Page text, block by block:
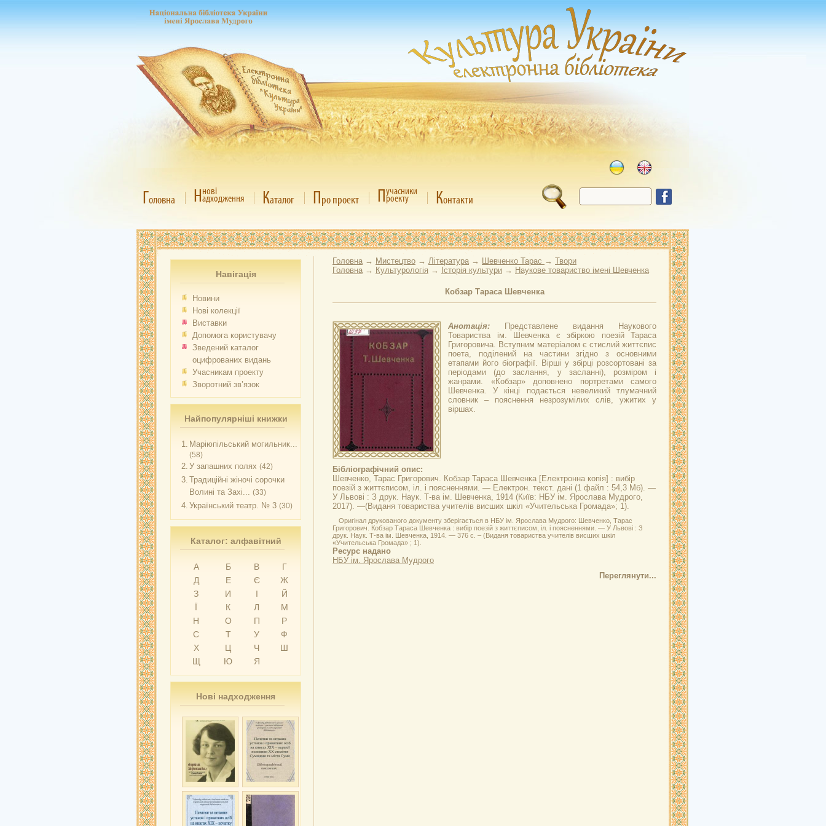
Головна Ннові
адходження Каталог Про проект Пучасники
роекту Контакти
Навігація
Новини
Нові колекції
Виставки
Допомога користувачу
Зведений каталог
оцифрованих видань
Учасникам проекту
Зворотний зв’язок
Найпопулярніші книжки
1. Маріюпільський могильник...
(58)
2. У запашних полях (42)
3. Традиційні жіночі сорочки
Волині та Захі... (33)
4. Український театр. № 3 (30)
Каталог: алфавітний
А Б В
Г
Д
Е Є
Ж
З
И І
Й
Ї
К Л
М
Н
О П
Р
С
Т У
Ф
Х
Ц Ч
Ш
Щ
Ю Я
Нові надходження
Головна → Мистецтво → Література → Шевченко Тарас → Твори
Головна → Культурологія → Історія культури → Наукове товариство імені Шевченка
Кобзар Тараса Шевченка
Анотація:
Представлене видання Наукового
Товариства ім. Шевченка є збіркою поезій Тараса
Григоровича. Вступним матеріалом є стислий життєпис
поета, поділений на частини згідно з основними
етапами його біографії. Вірші у збірці розсортовані за
періодами (до заслання, у засланні), розміром і
жанрами. «Кобзар» доповнено портретами самого
Шевченка. У кінці подається невеликий тлумачний
словник – пояснення незрозумілих слів, ужитих у
віршах.
Бібліографічний опис:
Шевченко, Тарас Григорович. Кобзар Тараса Шевченка [Електронна копія] : вибір
поезій з життєписом, іл. і поясненнями. — Електрон. текст. дані (1 файл : 54,3 Мб). —
У Львові : З друк. Наук. Т-ва ім. Шевченка, 1914 (Київ: НБУ ім. Ярослава Мудрого,
2017). —(Виданя товариства учителів висших шкіл «Учительська Громада»; 1).
Оригінал друкованого документу зберігається в НБУ ім. Ярослава Мудрого: Шевченко, Тарас
Григорович. Кобзар Тараса Шевченка : вибір поезій з життєписом, іл. і поясненнями. — У Львові : З
друк. Наук. Т-ва ім. Шевченка, 1914. — 376 с. – (Виданя товариства учителів висших шкіл
«Учительська Громада» ; 1).
Ресурс надано
НБУ ім. Ярослава Мудрого
Переглянути...